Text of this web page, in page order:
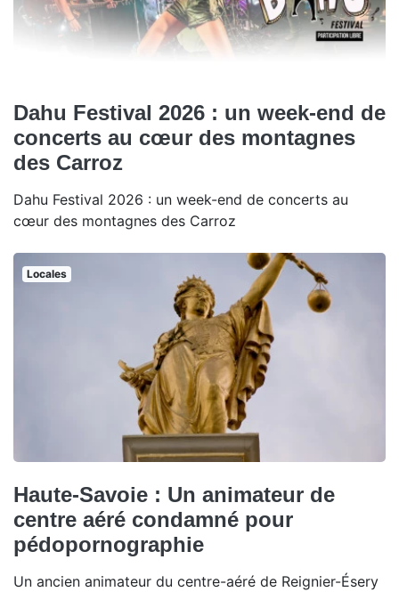
Dahu Festival 2026 : un week-end de
concerts au cœur des montagnes
des Carroz
Dahu Festival 2026 : un week-end de concerts au
cœur des montagnes des Carroz
Locales
Haute-Savoie : Un animateur de
centre aéré condamné pour
pédopornographie
Un ancien animateur du centre-aéré de Reignier-Ésery